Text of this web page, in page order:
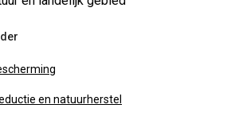
en natuurherstel